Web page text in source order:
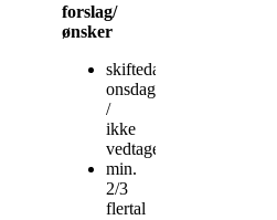
forslag/
ønsker
skiftedag
onsdag
/
ikke
vedtaget
min.
2/3
flertal